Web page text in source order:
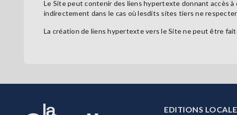
Le Site peut contenir des liens hypertexte donnant accès
indirectement dans le cas où lesdits sites tiers ne
La création de liens hypertexte vers le Site ne peut être
EDITIONS